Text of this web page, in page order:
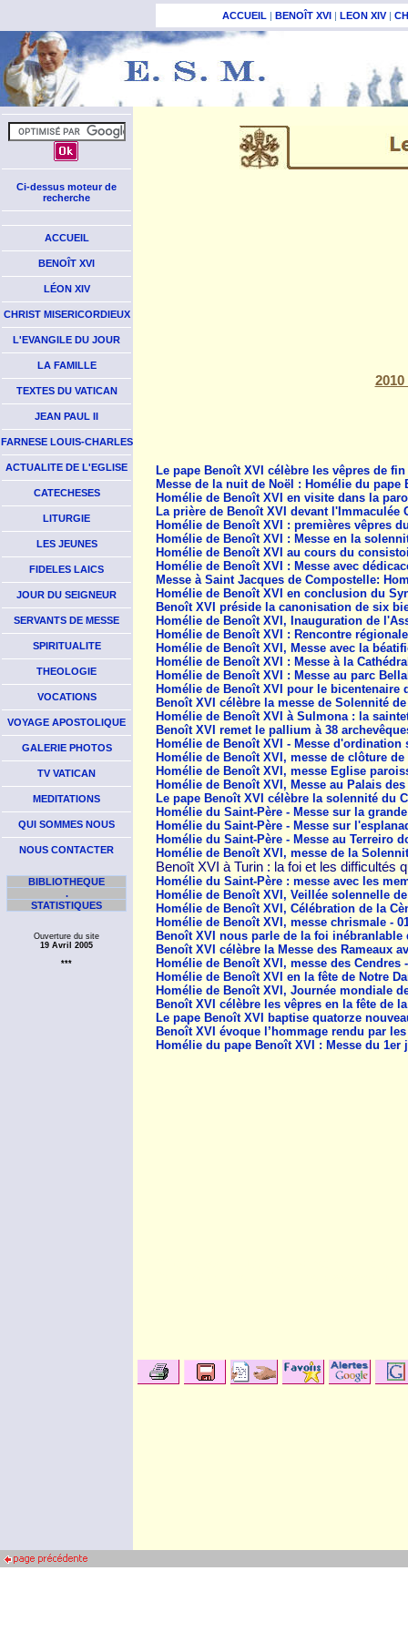
ACCUEIL | BENOÎT XVI | LEON XIV|
Ci-dessus moteur de
recherche
ACCUEIL
BENOÎT XVI
LÉON XIV
CHRIST MISERICORDIEUX
L'EVANGILE DU JOUR
LA FAMILLE
TEXTES DU VATICAN
JEAN PAUL II
FARNESE LOUIS-CHARLES
ACTUALITE DE L'EGLISE
CATECHESES
LITURGIE
LES JEUNES
FIDELES LAICS
JOUR DU SEIGNEUR
SERVANTS DE MESSE
SPIRITUALITE
THEOLOGIE
VOCATIONS
VOYAGE APOSTOLIQUE
GALERIE PHOTOS
TV VATICAN
MEDITATIONS
QUI SOMMES NOUS
NOUS CONTACTER
BIBLIOTHEQUE
.
STATISTIQUES
Ouverture du site
19 Avril 2005
***
Le pape Benoît XVI célèbre les vêpres de fin
Messe de la nuit de Noël : Homélie du pape
Homélie de Benoît XVI en visite dans la
La prière de Benoît XVI devant l'Immaculée
Homélie de Benoît XVI : premières vêpres
Homélie de Benoît XVI : Messe en la
Homélie de Benoît XVI au cours du
Homélie de Benoît XVI : Messe avec
Messe à Saint Jacques de Compostelle:
Homélie de Benoît XVI en conclusion du
Benoît XVI préside la canonisation de six
Homélie de Benoît XVI, Inauguration de
Homélie de Benoît XVI : Rencontre
Homélie de Benoît XVI, Messe avec la
Homélie de Benoît XVI : Messe à la
Homélie de Benoît XVI : Messe au parc
Homélie de Benoît XVI pour le bicentenaire
Benoît XVI célèbre la messe de Solennité
Homélie de Benoît XVI à Sulmona : la
Benoît XVI remet le pallium à 38
Homélie de Benoît XVI - Messe d'ordination
Homélie de Benoît XVI, messe de clôture de
Homélie de Benoît XVI, messe Eglise
Homélie de Benoît XVI, Messe au Palais
Le pape Benoît XVI célèbre la solennité du
Homélie du Saint-Père - Messe sur la
Homélie du Saint-Père - Messe sur
Homélie du Saint-Père - Messe au Terreiro
Homélie de Benoît XVI, messe de la
Benoît XVI à Turin : la foi et les difficultés
Homélie du Saint-Père : messe avec les
Homélie de Benoît XVI, Veillée solennelle
Homélie de Benoît XVI, Célébration de la
Homélie de Benoît XVI, messe chrismale -
Benoît XVI nous parle de la foi inébranlable
Benoît XVI célèbre la Messe des Rameaux
Homélie de Benoît XVI, messe des Cendres
Homélie de Benoît XVI en la fête de Notre
Homélie de Benoît XVI, Journée mondiale
Benoît XVI célèbre les vêpres en la fête de
Le pape Benoît XVI baptise quatorze
Benoît XVI évoque l’hommage rendu par
Homélie du pape Benoît XVI : Messe du